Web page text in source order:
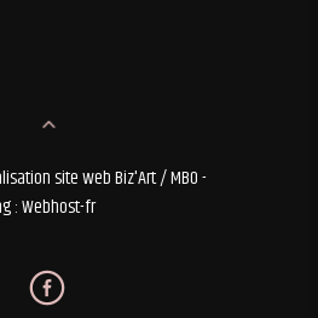
site web Biz'Art / MBO -
: Webhost-fr